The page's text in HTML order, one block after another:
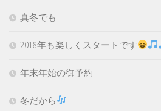
真冬でも
2018年も楽しくスタートです
年末年始の御予約
冬だから